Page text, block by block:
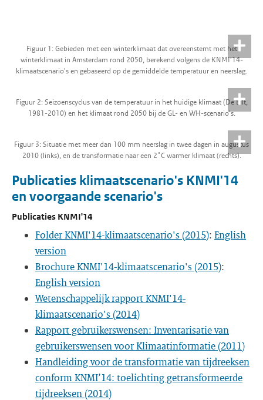
Figuur 1: Gebieden met een winterklimaat dat overeenstemt met het
winterklimaat in Amsterdam rond 2050, berekend volgens de KNMI'14-
klimaatscenario's en gebaseerd op de gemiddelde temperatuur en neerslag.
Figuur 2: Seizoenscyclus van de temperatuur in het huidige klimaat (De Bilt,
1981-2010) en het klimaat rond 2050 bij de GL- en WH-scenario's.
Figuur 3: Situatie met meer dan 100 mm neerslag in twee dagen in augustus
2010 (links), en de transformatie naar een 2˚C warmer klimaat (rechts).
Publicaties klimaatscenario's KNMI'14
en voorgaande scenario's
Publicaties KNMI'14
Folder KNMI'14-klimaatscenario's (2015): English
version
Brochure KNMI'14-klimaatscenario's (2015):
English version
Wetenschappelijk rapport KNMI'14-
klimaatscenario's (2014)
Rapport gebruikerswensen: Inventarisatie van
gebruikerswensen voor Klimaatinformatie (2011)
Handleiding voor de transformatie van tijdreeksen
conform KNMI’14: toelichting getransformeerde
tijdreeksen (2014)